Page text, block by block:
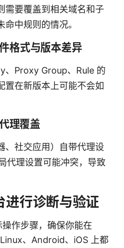
需要覆盖到相关域名和子
中规则的情况。
格式与版本差异
、Proxy Group、Rule 的
置在新版本上可能不会如
理覆盖
、社交应用）自带代理设
代理设置可能冲突，导致
进行诊断与验证
作步骤，确保你能在
、Android、iOS 上都